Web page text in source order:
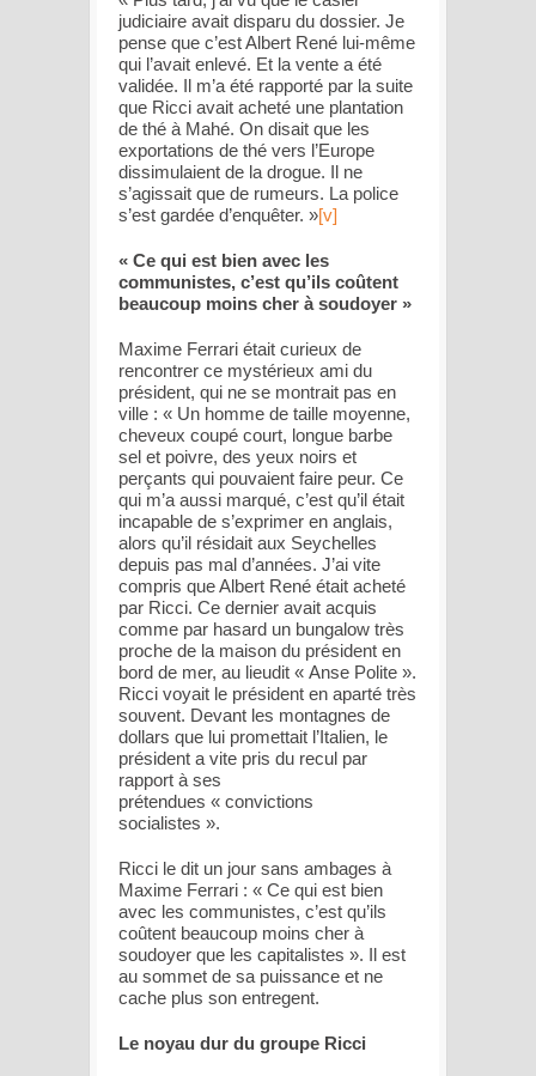
judiciaire avait disparu du dossier. Je
pense que c’est Albert René lui-même
qui l’avait enlevé. Et la vente a été
validée. Il m’a été rapporté par la suite
que Ricci avait acheté une plantation
de thé à Mahé. On disait que les
exportations de thé vers l’Europe
dissimulaient de la drogue. Il ne
s’agissait que de rumeurs. La police
s’est gardée d’enquêter. »[v]
« Ce qui est bien avec les
communistes, c’est qu’ils coûtent
beaucoup moins cher à soudoyer »
Maxime Ferrari était curieux de
rencontrer ce mystérieux ami du
président, qui ne se montrait pas en
ville : « Un homme de taille moyenne,
cheveux coupé court, longue barbe
sel et poivre, des yeux noirs et
perçants qui pouvaient faire peur. Ce
qui m’a aussi marqué, c’est qu’il était
incapable de s’exprimer en anglais,
alors qu’il résidait aux Seychelles
depuis pas mal d’années. J’ai vite
compris que Albert René était acheté
par Ricci. Ce dernier avait acquis
comme par hasard un bungalow très
proche de la maison du président en
bord de mer, au lieudit « Anse Polite ».
Ricci voyait le président en aparté très
souvent. Devant les montagnes de
dollars que lui promettait l’Italien, le
président a vite pris du recul par
rapport à ses
prétendues « convictions
socialistes ».
Ricci le dit un jour sans ambages à
Maxime Ferrari : « Ce qui est bien
avec les communistes, c’est qu’ils
coûtent beaucoup moins cher à
soudoyer que les capitalistes ». Il est
au sommet de sa puissance et ne
cache plus son entregent.
Le noyau dur du groupe Ricci